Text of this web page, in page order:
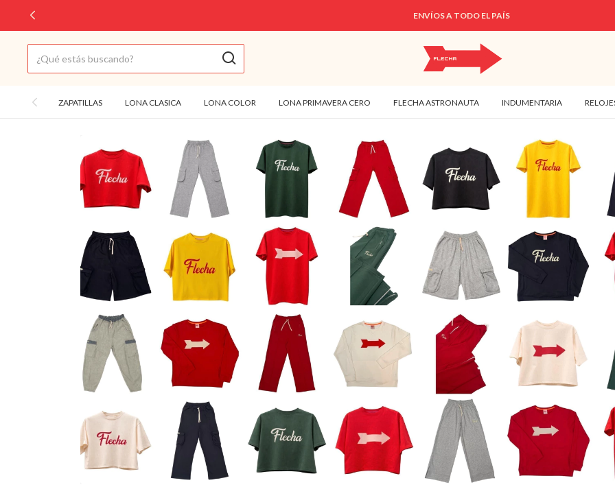
ENVÍOS A TODO EL PAÍS
ZAPATILLAS LONA CLASICA LONA COLOR LONA PRIMAVERA CERO FLECHA ASTRONAUTA INDUMENTARIA